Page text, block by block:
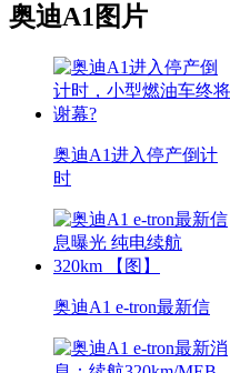
奥迪A1图片
奥迪A1进入停产倒计
时
奥迪A1 e-tron最新信